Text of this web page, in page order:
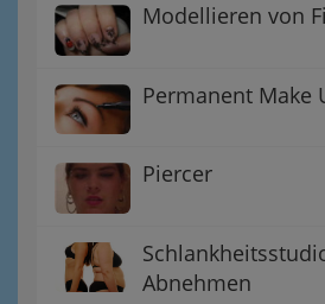
Modellieren von
Permanent Make
Piercer
Abnehmen